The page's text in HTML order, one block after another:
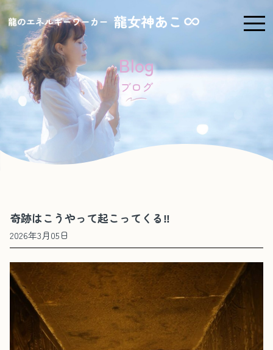
Blog
ブログ
奇跡はこうやって起こってくる‼️
2026年3月05日